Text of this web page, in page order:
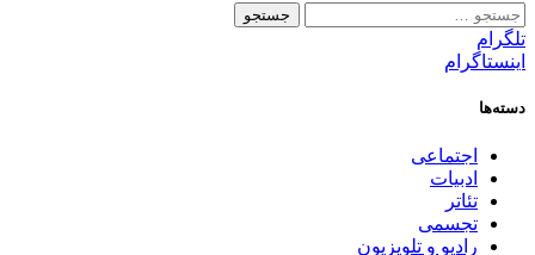
جستجو
برای:
تلگرام
اینستاگرام
دسته‌ها
اجتماعی
ادبیات
تئاتر
تجسمی
رادیو و تلویزیون